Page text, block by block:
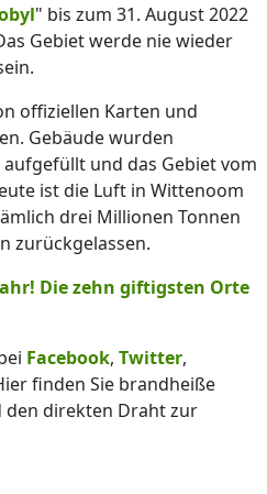
" bis zum 31. August 2022
Gebiet werde nie wieder
offiziellen Karten und
Gebäude wurden
und das Gebiet vom
ist die Luft in Wittenoom
drei Millionen Tonnen
zurückgelassen.
Die zehn giftigsten Orte
Facebook, Twitter,
finden Sie brandheiße
den direkten Draht zur